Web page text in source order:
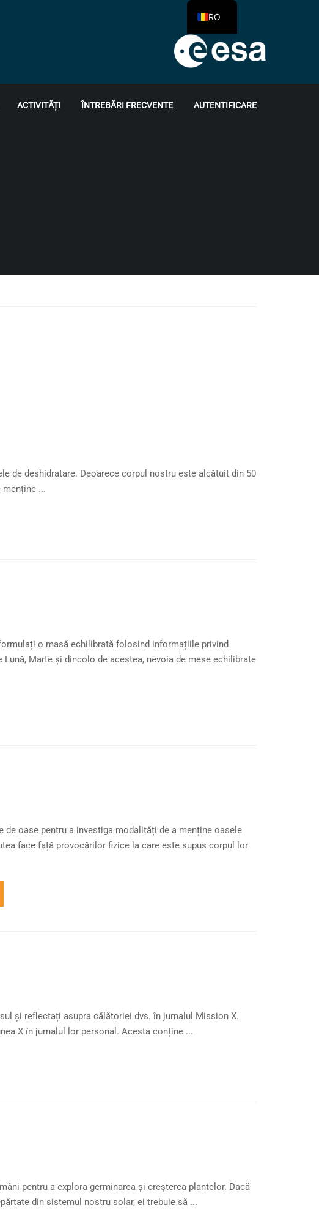
ACTIVITĂȚI ÎNTREBĂRI FRECVENTE AUTENTIFICARE
de deshidratare. Deoarece corpul nostru este alcătuit din 50
menține ...
o masă echilibrată folosind informațiile privind
Marte și dincolo de acestea, nevoia de mese echilibrate
oase pentru a investiga modalități de a menține oasele
face față provocărilor fizice la care este supus corpul lor
și reflectați asupra călătoriei dvs. în jurnalul Mission X.
X în jurnalul lor personal. Acesta conține ...
pentru a explora germinarea și creșterea plantelor. Dacă
din sistemul nostru solar, ei trebuie să ...
RO